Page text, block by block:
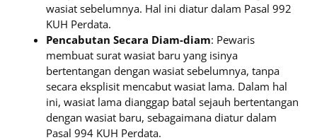
wasiat sebelumnya. Hal ini diatur dalam Pasal 992
KUH Perdata.
Pencabutan Secara Diam-diam: Pewaris
membuat surat wasiat baru yang isinya
bertentangan dengan wasiat sebelumnya, tanpa
secara eksplisit mencabut wasiat lama. Dalam hal
ini, wasiat lama dianggap batal sejauh bertentangan
dengan wasiat baru, sebagaimana diatur dalam
Pasal 994 KUH Perdata.